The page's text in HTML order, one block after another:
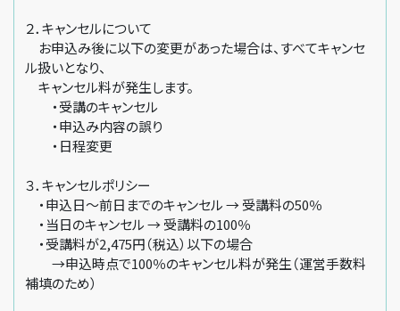
２．キャンセルについて
お申込み後に以下の変更があった場合は、すべてキャンセ
ル扱いとなり、
キャンセル料が発生します。
・受講のキャンセル
・申込み内容の誤り
・日程変更
３．キャンセルポリシー
・申込日～前日までのキャンセル → 受講料の50％
・当日のキャンセル → 受講料の100％
・受講料が2,475円（税込）以下の場合
→申込時点で100％のキャンセル料が発生（運営手数料
補填のため）